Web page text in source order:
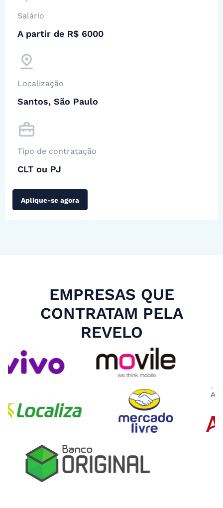
Salário
A partir de R$ 6000
Localização
Santos, São Paulo
Tipo de contratação
CLT ou PJ
Aplique-se agora
EMPRESAS QUE
CONTRATAM PELA
REVELO